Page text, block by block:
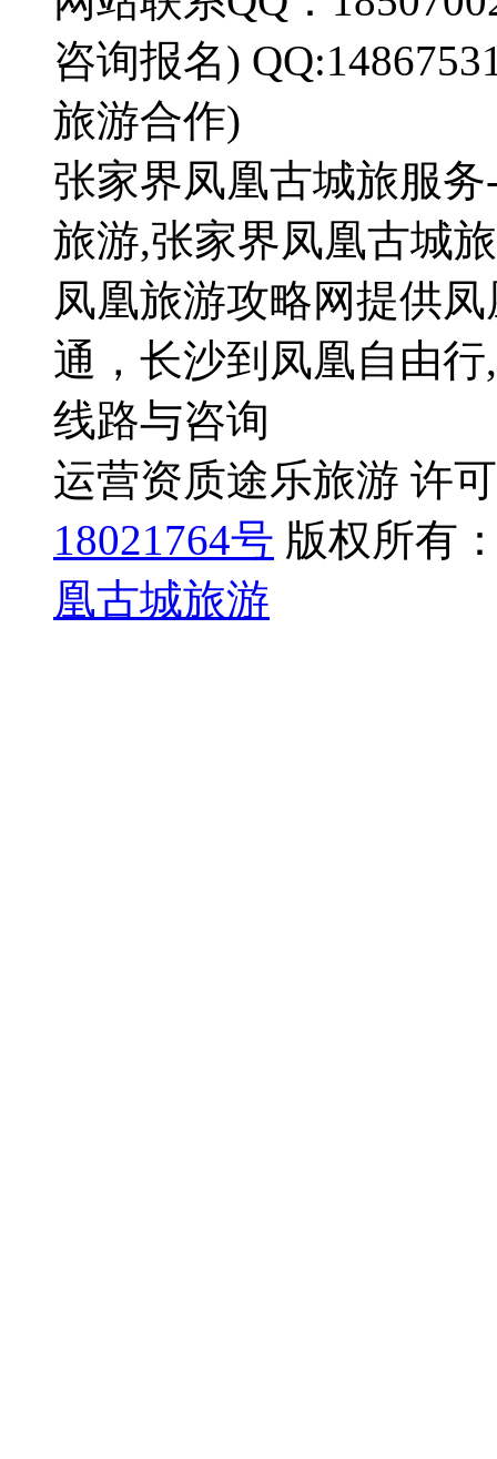
咨询报名)
旅游合作)
张家界凤凰古城旅服
旅游,张家界凤凰古城
凤凰旅游攻略网提供
通，长沙到凤凰自由
线路与咨询
运营资质途乐旅游 许
18021764号 版权所有
凰古城旅游